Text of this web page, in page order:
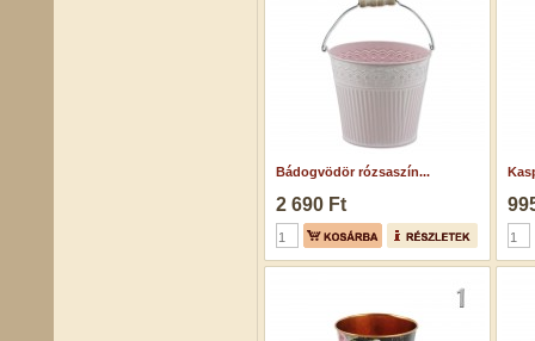
Bádogvödör rózsaszín...
2 690 Ft